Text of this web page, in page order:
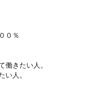
０％
働きたい人。
い人。